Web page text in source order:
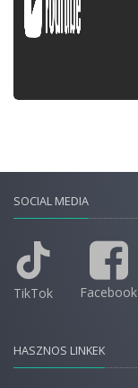
SOCIAL MEDIA
TikTok Facebook
HASZNOS LINKEK